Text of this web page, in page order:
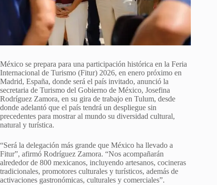
México se prepara para una participación histórica en la Feria
Internacional de Turismo (Fitur) 2026, en enero próximo en
Madrid, España, donde será el país invitado, anunció la
secretaria de Turismo del Gobierno de México, Josefina
Rodríguez Zamora, en su gira de trabajo en Tulum, desde
donde adelantó que el país tendrá un despliegue sin
precedentes para mostrar al mundo su diversidad cultural,
natural y turística.
“Será la delegación más grande que México ha llevado a
Fitur”, afirmó Rodríguez Zamora. “Nos acompañarán
alrededor de 800 mexicanos, incluyendo artesanos, cocineras
tradicionales, promotores culturales y turísticos, además de
activaciones gastronómicas, culturales y comerciales”.